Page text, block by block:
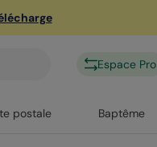
Espace Pro
postale Baptême